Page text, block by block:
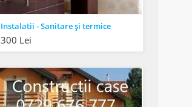
Instalatii - Sanitare și termice
300 Lei